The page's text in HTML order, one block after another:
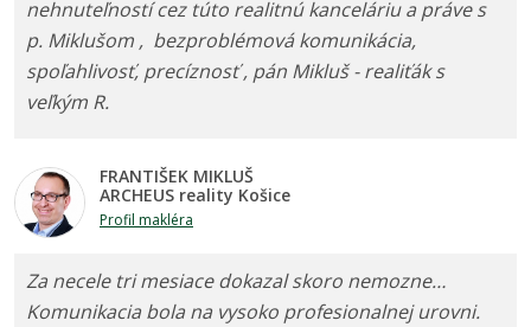
nehnuteľností cez túto realitnú kanceláriu a práve s
p. Miklušom , bezproblémová komunikácia,
spoľahlivosť, precíznosť , pán Mikluš - realiťák s
veľkým R.
FRANTIŠEK MIKLUŠ
ARCHEUS reality Košice
Profil makléra
Za necele tri mesiace dokazal skoro nemozne…
Komunikacia bola na vysoko profesionalnej urovni.